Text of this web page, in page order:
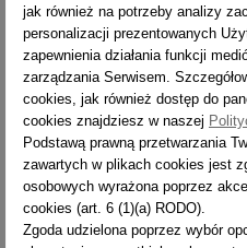
ZASIĘG PRACY [M]
CIĘŻAR [KG]
WYSYŁKA
TYP
LICZBA STOPNI
ZASIĘG PRACY [M]
jak również na potrzeby analizy
personalizacji prezentowanych
zapewnienia działania funkcji
zarządzania Serwisem.
cookies, jak również dostęp do
cookies znajdziesz w naszej
Podstawą prawną przetwarzania
zawartych w plikach cookies jest
osobowych wyrażona poprzez
cookies (art. 6 (1)(a) RODO).
Zgoda udzielona poprzez wybór